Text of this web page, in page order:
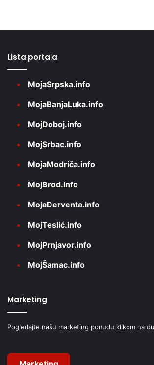
Lista portala
MojaSrpska.info
MojaBanjaLuka.info
MojDoboj.info
MojSrbac.info
MojaModriča.info
MojBrod.info
MojaDerventa.info
MojTeslić.info
MojPrnjavor.info
MojŠamac.info
Marketing
Pogledajte našu marketing ponudu klikom na